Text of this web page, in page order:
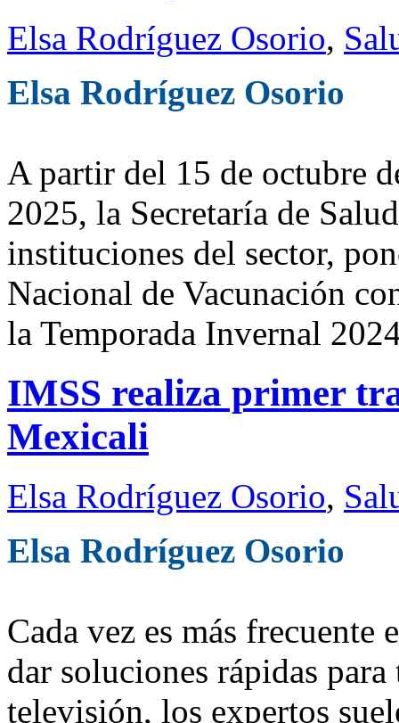
Elsa Rodríguez Osorio,
Elsa Rodríguez Osorio
A partir del 15 de octubre
2025, la Secretaría de
instituciones del sector,
Nacional de Vacunación
la Temporada Invernal
IMSS realiza primer
Mexicali
Elsa Rodríguez Osorio,
Elsa Rodríguez Osorio
Cada vez es más frecuente
dar soluciones rápidas
televisión, los expertos